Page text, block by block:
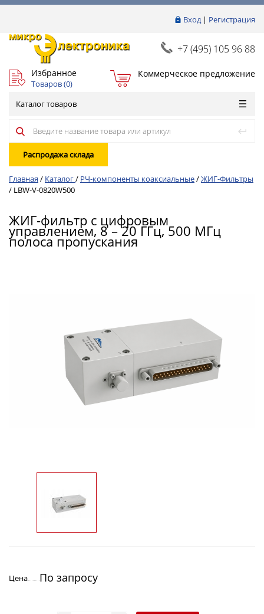
Вход| Регистрация
+7 (495) 105 96 88
Избранное
Товаров (0)
Коммерческое предложение
Каталог товаров
Распродажа склада
Главная / Каталог/ РЧ-компоненты коаксиальные/ЖИГ-Фильтры
/ LBW-V-0820W500
ЖИГ-фильтр с цифровым
управлением, 8 – 20 ГГц, 500 МГц
полоса пропускания
Цена По запросу